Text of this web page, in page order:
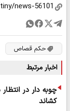
حکم قصاص
اخبار مرتبط
چوبه دار در
کشاند